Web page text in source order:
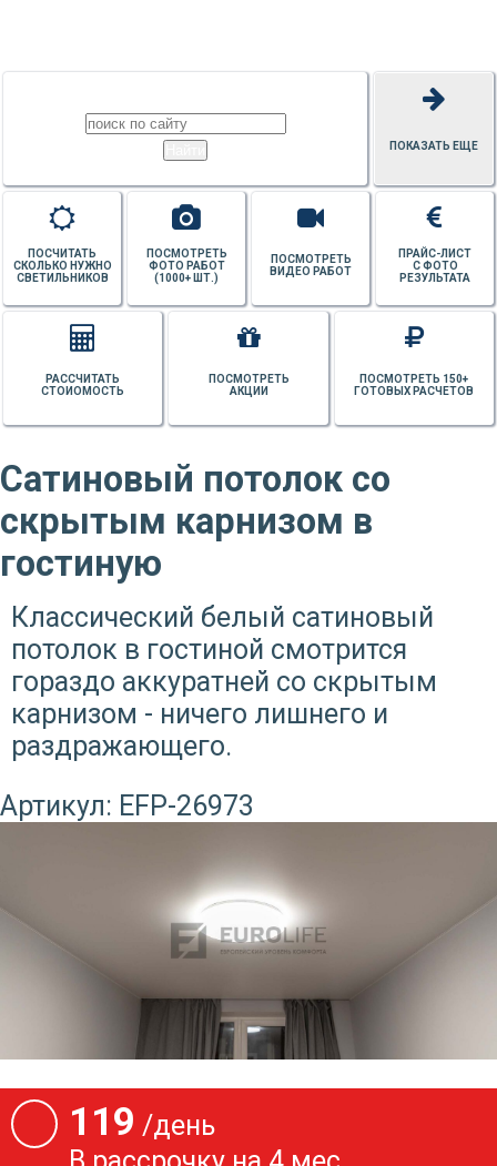
ПОКАЗАТЬ ЕЩЕ
ПРАЙС-ЛИСТ
С ФОТО
РЕЗУЛЬТАТА
ПОСМОТРЕТЬ
ВИДЕО РАБОТ
ПОСМОТРЕТЬ
ФОТО РАБОТ
(1000+ ШТ.)
ПОСЧИТАТЬ
СКОЛЬКО НУЖНО
СВЕТИЛЬНИКОВ
ПОСМОТРЕТЬ 150+
ГОТОВЫХ РАСЧЕТОВ
ПОСМОТРЕТЬ
АКЦИИ
РАССЧИТАТЬ
СТОИОМОСТЬ
Сатиновый потолок со
скрытым карнизом в
гостиную
Классический белый сатиновый
потолок в гостиной смотрится
гораздо аккуратней со скрытым
карнизом - ничего лишнего и
раздражающего.
Артикул: EFP-26973
119 /день